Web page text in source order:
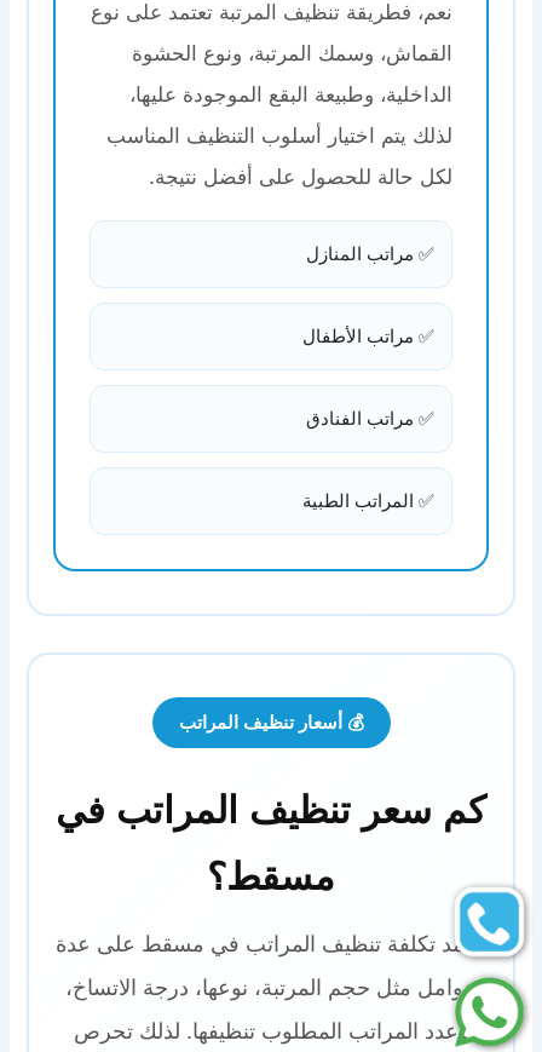
نعم، فطريقة تنظيف المرتبة تعتمد على نوع
القماش، وسمك المرتبة، ونوع الحشوة
الداخلية، وطبيعة البقع الموجودة عليها،
لذلك يتم اختيار أسلوب التنظيف المناسب
لكل حالة للحصول على أفضل نتيجة.
✅ مراتب المنازل
✅ مراتب الأطفال
✅ مراتب الفنادق
✅ المراتب الطبية
💰 أسعار تنظيف المراتب
كم سعر تنظيف المراتب في
مسقط؟
تعتمد تكلفة تنظيف المراتب في مسقط على عدة
عوامل مثل حجم المرتبة، نوعها، درجة الاتساخ،
وعدد المراتب المطلوب تنظيفها. لذلك تحرص